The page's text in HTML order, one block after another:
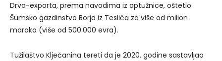
Drvo-exporta, prema navodima iz optužnice, oštetio
Šumsko gazdinstvo Borja iz Teslića za više od milion
maraka (više od 500.000 evra).
Tužilaštvo Klječanina tereti da je 2020. godine sastavljao